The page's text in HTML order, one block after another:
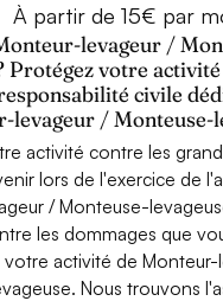
À partir de 15€ par
levageur /
Protégez votre activité
civile
levageur / Monteuse-
activité contre les
lors de l'exercice de
/ Monteuse-
les dommages que
votre activité de Monteur-
Nous trouvons